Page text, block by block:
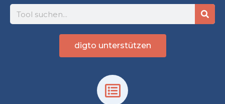
digto unterstützen